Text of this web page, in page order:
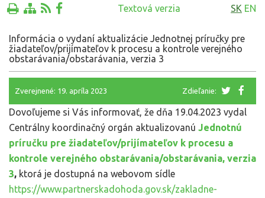
Textová verzia SK EN
Informácia o vydaní aktualizácie Jednotnej príručky pre
žiadateľov/prijímateľov k procesu a kontrole verejného
obstarávania/obstarávania, verzia 3
Zverejnené: 19. apríla 2023 Zdieľanie:
Dovoľujeme si Vás informovať, že dňa 19.04.2023 vydal
Centrálny koordinačný orgán aktualizovanú Jednotnú
príručku pre žiadateľov/prijímateľov k procesu a
kontrole verejného obstarávania/obstarávania, verzia
3, ktorá je dostupná na webovom sídle
https://www.partnerskadohoda.gov.sk/zakladne-